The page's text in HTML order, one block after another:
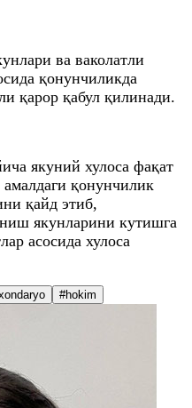
ва ваколатли
қонунчиликда
қарор қабул қилинади.
якуний хулоса фақат
қонунчилик
қайд этиб,
якунларини кутишга
асосида хулоса
#hokim